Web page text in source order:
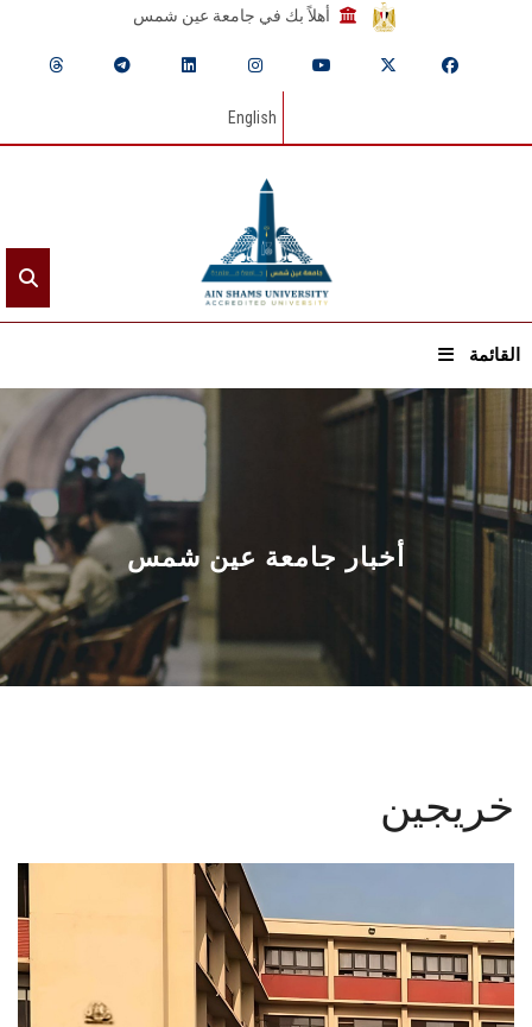
أهلاً بك في جامعة عين شمس
English
القائمة
الرئيسيـة
عن الجامعة
القطاعـات
الشئون الأكاديمية
البحث العلمي
الأنظمة الذكية
الإعلام
تواصل معنا
أخبار جامعة عين شمس
خريجين